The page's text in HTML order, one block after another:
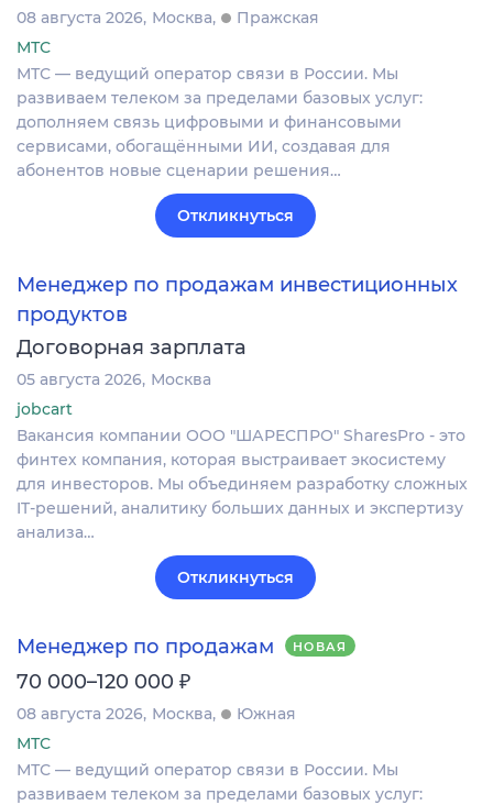
08 августа 2026 Москва
Пражская
МТС
МТС — ведущий оператор связи в России. Мы
развиваем телеком за пределами базовых услуг:
дополняем связь цифровыми и финансовыми
сервисами, обогащёнными ИИ, создавая для
абонентов новые сценарии решения…
Откликнуться
Менеджер по продажам инвестиционных
продуктов
Договорная зарплата
05 августа 2026 Москва
jobcart
Вакансия компании ООО "ШАРЕСПРО" SharesPro - это
финтех компания, которая выстраивает экосистему
для инвесторов. Мы объединяем разработку сложных
IT‑решений, аналитику больших данных и экспертизу
анализа…
Откликнуться
Менеджер по продажам НОВАЯ
70 000–120 000 ₽
08 августа 2026 Москва
Южная
МТС
МТС — ведущий оператор связи в России. Мы
развиваем телеком за пределами базовых услуг: